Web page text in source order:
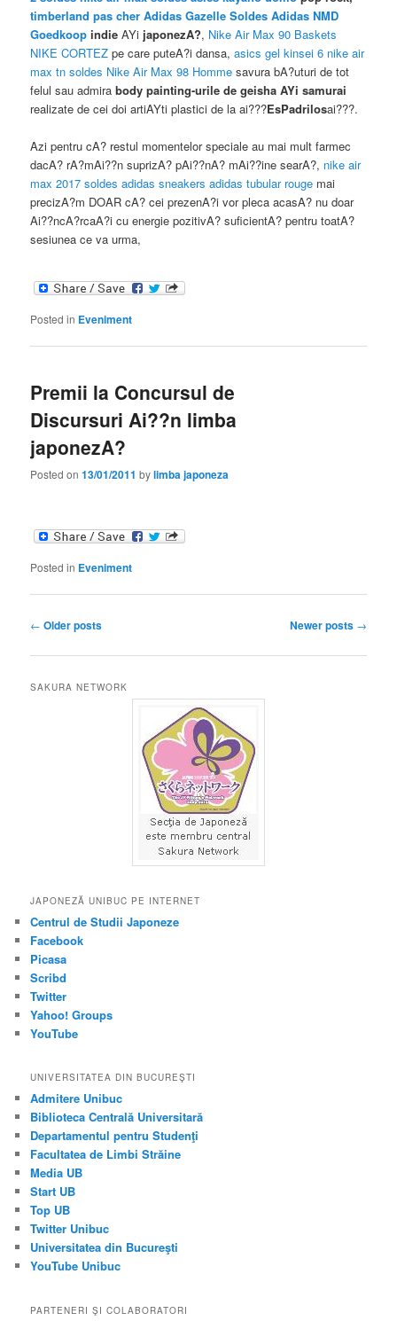
timberland pas cher Adidas Gazelle Soldes Adidas NMD
Goedkoop indie AYi japonezA?, Nike Air Max 90 Baskets
NIKE CORTEZ pe care puteA?i dansa,asics gel kinsei 6 nike air
max tn soldes Nike Air Max 98 Homme savura bA?uturi de tot
felul sau admirabody painting-urile de geisha AYi samurai
realizate de cei doi artiAYti plastici de la ai???EsPadrilosai???.
Azi pentru cA? restul momentelor speciale au mai mult farmec
dacA? rA?mAi??n suprizA? pAi??nA? mAi??ine searA?, nike air
max 2017 soldes adidas sneakers adidas tubular rouge mai
precizA?m DOAR cA? cei prezenA?i vor pleca acasA? nu doar
Ai??ncA?rcaA?i cu energie pozitivA? suficientA? pentru toatA?
sesiunea ce va urma,
Posted in Eveniment
Premii la Concursul de
Discursuri Ai??n limba
japonezA?
Posted on13/01/2011 bylimba japoneza
Posted in Eveniment
Post
← Older posts Newer posts →
SAKURA NETWORK
JAPONEZĂ UNIBUC PE INTERNET
Centrul de Studii Japoneze
Facebook
Picasa
Scribd
Twitter
Yahoo! Groups
YouTube
UNIVERSITATEA DIN BUCUREŞTI
Admitere Unibuc
Biblioteca Centrală Universitară
Departamentul pentru Studenţi
Facultatea de Limbi Străine
Media UB
Start UB
Top UB
Twitter Unibuc
Universitatea din Bucureşti
YouTube Unibuc
PARTENERI ŞI COLABORATORI